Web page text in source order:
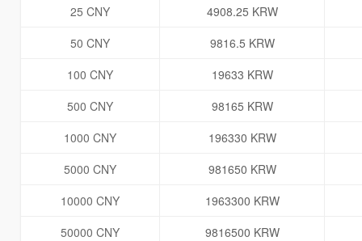
25 CNY
4908.25 KRW
50 CNY
9816.5 KRW
100 CNY
19633 KRW
500 CNY
98165 KRW
1000 CNY
196330 KRW
5000 CNY
981650 KRW
10000 CNY
1963300 KRW
50000 CNY
9816500 KRW